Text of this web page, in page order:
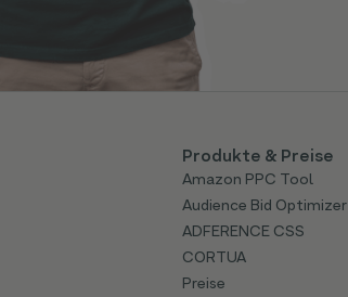
Produkte & Preise
Amazon PPC Tool
Audience Bid Optimizer
ADFERENCE CSS
CORTUA
Preise